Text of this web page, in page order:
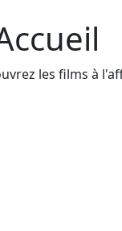
les films à